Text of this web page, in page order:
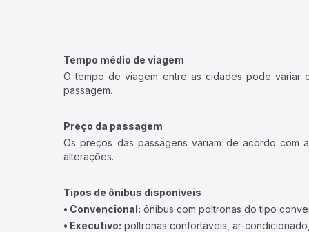
Tempo médio de viagem
O tempo de viagem entre as cidades pode variar
passagem.
Preço da passagem
Os preços das passagens variam de acordo com
alterações.
Tipos de ônibus disponíveis
• Convencional: ônibus com poltronas do tipo
• Executivo: poltronas confortáveis, ar-